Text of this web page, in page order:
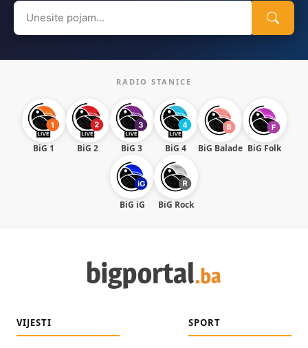
Search
for:
RADIO STANICE
BiG 1 BiG 2 BiG 3 BiG 4 BiG Balade BiG Folk
BiG iG BiG Rock
VIJESTI SPORT